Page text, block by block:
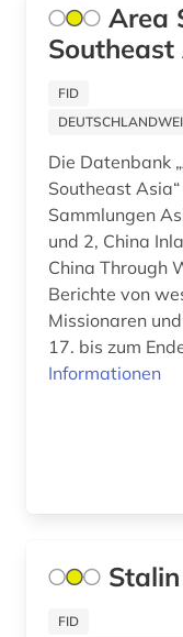
bild (3)
bildband (1)
bilder (1)
Area
Southeast
FID
Die Datenbank
Southeast
Sammlungen
und 2, China
China Through
Berichte von
Missionaren
17. bis zum
Informationen
FID